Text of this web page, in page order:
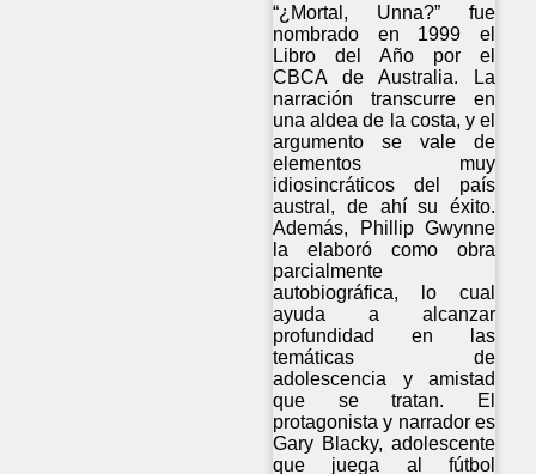
“¿Mortal, Unna?” fue
nombrado en 1999 el
Libro del Año por el
CBCA de Australia. La
narración transcurre en
una aldea de la costa, y el
argumento se vale de
elementos muy
idiosincráticos del país
austral, de ahí su éxito.
Además, Phillip Gwynne
la elaboró como obra
parcialmente
autobiográfica, lo cual
ayuda a alcanzar
profundidad en las
temáticas de
adolescencia y amistad
que se tratan. El
protagonista y narrador es
Gary Blacky, adolescente
que juega al fútbol